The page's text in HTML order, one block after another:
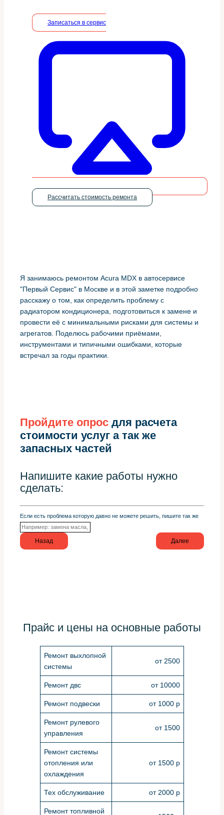
Записаться в сервис
Рассчитать стоимость ремонта
Я занимаюсь ремонтом Acura MDX в автосервисе
"Первый Сервис" в Москве и в этой заметке подробно
расскажу о том, как определить проблему с
радиатором кондиционера, подготовиться к замене и
провести её с минимальными рисками для системы и
агрегатов. Поделюсь рабочими приёмами,
инструментами и типичными ошибками, которые
встречал за годы практики.
Пройдите опрос для расчета
стоимости услуг а так же
запасных частей
Напишите какие работы нужно
сделать:
Если есть проблема которую давно не можете решить, пишите так же
Назад Далее
Прайс и цены на основные работы
Ремонт выхлопной
системы
от 2500
Ремонт двс от 10000
Ремонт подвески от 1000 р
Ремонт рулевого
управления
от 1500
Ремонт системы
отопления или
охлаждения
от 1500 р
Тех обслуживание от 2000 р
Ремонт топливной